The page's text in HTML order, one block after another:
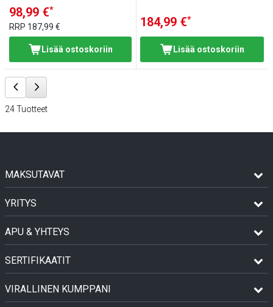
98,99 €*
RRP 187,99 €
Lisää ostoskoriin
184,99 €*
Lisää ostoskoriin
24Tuotteet
MAKSUTAVAT
YRITYS
APU & YHTEYS
SERTIFIKAATIT
VIRALLINEN KUMPPANI